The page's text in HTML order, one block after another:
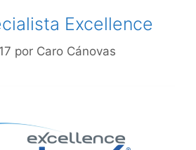
Excellence
por Caro Cánovas